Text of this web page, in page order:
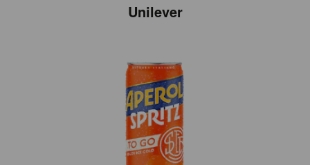
Unilever